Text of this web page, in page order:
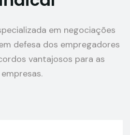
em negociações
defesa dos empregadores
vantajosos para as
empresas.